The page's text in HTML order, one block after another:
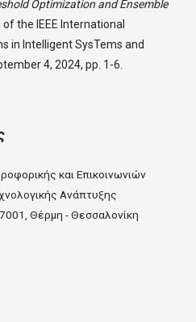
Optimization and Ensemble
the IEEE International
in Intelligent SysTems and
4, 2024, pp. 1-6.
και Επικοινωνιών
Ανάπτυξης
Θέρμη - Θεσσαλονίκη